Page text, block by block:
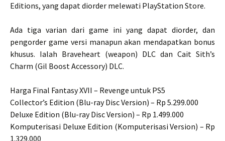
Editions, yang dapat diorder melewati PlayStation Store.
Ada tiga varian dari game ini yang dapat diorder, dan
pengorder game versi manapun akan mendapatkan bonus
khusus. Ialah Braveheart (weapon) DLC dan Cait Sith’s
Charm (Gil Boost Accessory) DLC.
Harga Final Fantasy XVII – Revenge untuk PS5
Collector’s Edition (Blu-ray Disc Version) – Rp 5.299.000
Deluxe Edition (Blu-ray Disc Version) – Rp 1.499.000
Komputerisasi Deluxe Edition (Komputerisasi Version) – Rp
1.329.000